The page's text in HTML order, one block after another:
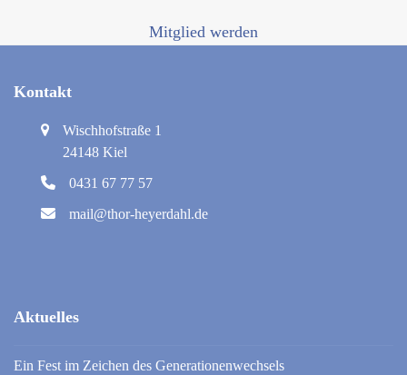
Mitglied werden
Kontakt
Wischhofstraße 1
24148 Kiel
0431 67 77 57
mail@thor-heyerdahl.de
Aktuelles
Ein Fest im Zeichen des Generationenwechsels